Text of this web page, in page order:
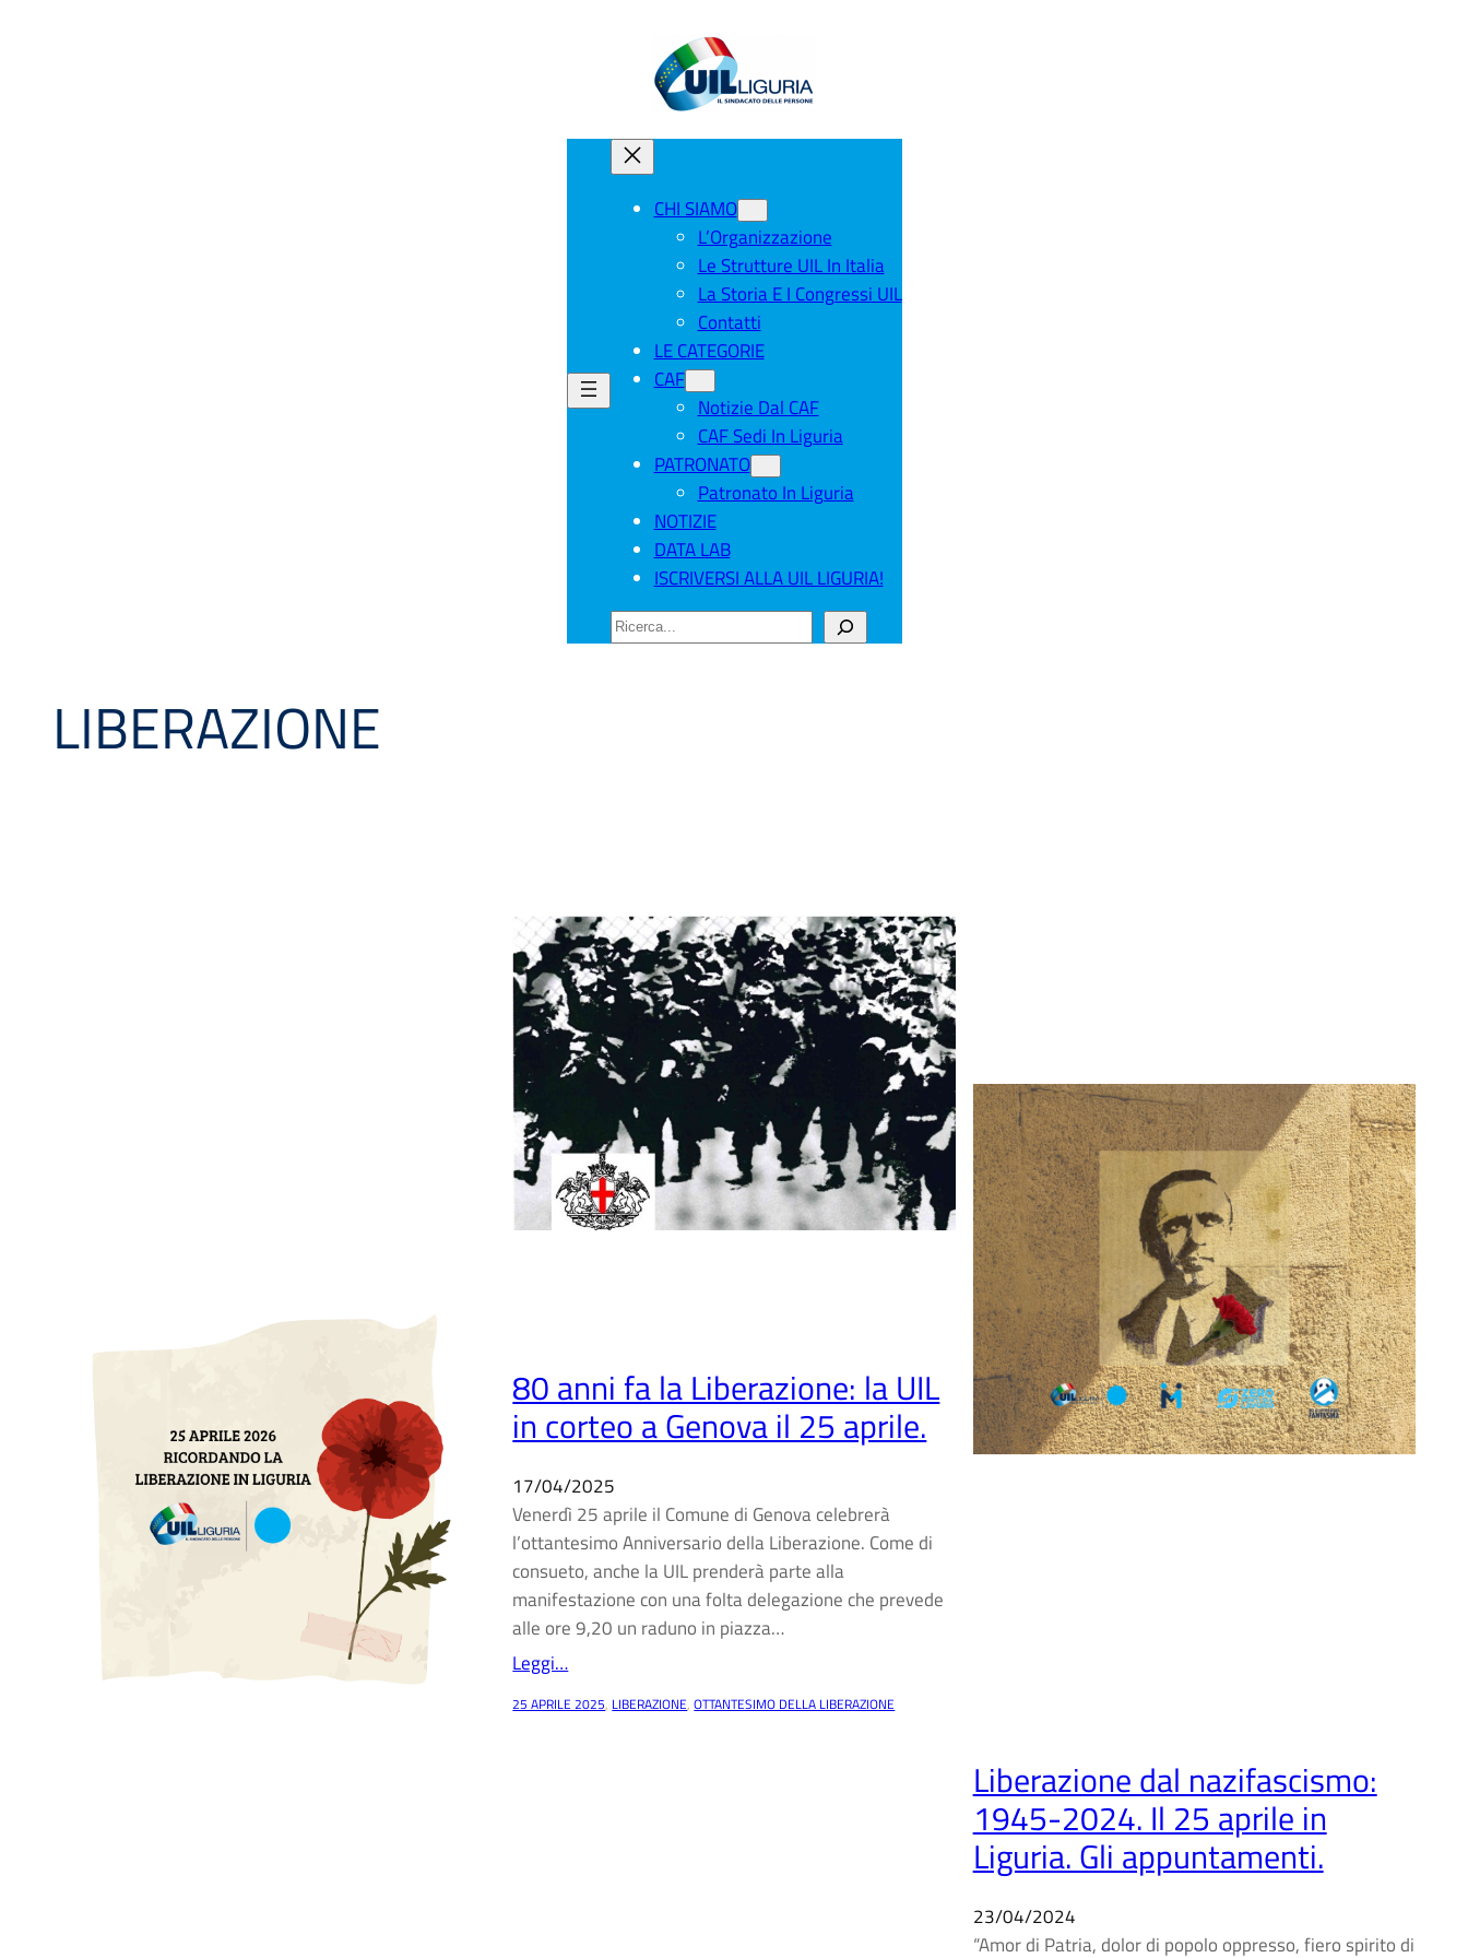
CHI SIAMO
L’Organizzazione
Le Strutture UIL In Italia
La Storia E I Congressi UIL
Contatti
LE CATEGORIE
CAF
Notizie Dal CAF
CAF Sedi In Liguria
PATRONATO
Patronato In Liguria
NOTIZIE
DATA LAB
ISCRIVERSI ALLA UIL LIGURIA!
CERCA
LIBERAZIONE
80 anni fa la Liberazione: la UIL
in corteo a Genova il 25 aprile.
17/04/2025
Venerdì 25 aprile il Comune di Genova celebrerà
l’ottantesimo Anniversario della Liberazione. Come di
consueto, anche la UIL prenderà parte alla
manifestazione con una folta delegazione che prevede
alle ore 9,20 un raduno in piazza…
Leggi…
25 APRILE 2025, LIBERAZIONE, OTTANTESIMO DELLA LIBERAZIONE
Liberazione dal nazifascismo:
1945-2024. Il 25 aprile in
Liguria. Gli appuntamenti.
23/04/2024
“Amor di Patria, dolor di popolo oppresso, fiero spirito di